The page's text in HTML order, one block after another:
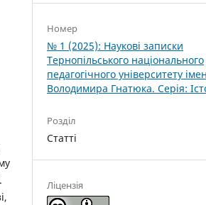
Номер
№ 1 (2025): Наукові записки
Тернопільського національного
педагогічного університету
Володимира Гнатюка. Cерія:
Розділ
Статті
Ліцензія